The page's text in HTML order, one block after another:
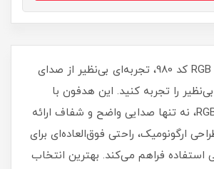
با هدفون کرومی RGB کد 980، تجربه‌ای بی‌نظیر از صدای
را تجربه کنید. این هدفون با
نورپردازی جذاب RGB، نه تنها صدایی واضح و شفاف ارائه
ارگونومیک، راحتی فوق‌العاده‌ای برای
فراهم می‌کند. بهترین انتخاب